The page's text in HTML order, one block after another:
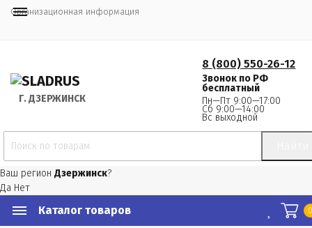
Организационная информация
Г. ДЗЕРЖИНСК
8 (800) 550-26-12
Звонок по РФ
бесплатный
Пн—Пт 9:00—17:00
Сб 9:00—14:00
Вс выходной
Ваш регион Дзержинск?
Да Нет
Каталог товаров